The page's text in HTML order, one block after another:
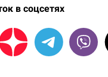
в соцсетях